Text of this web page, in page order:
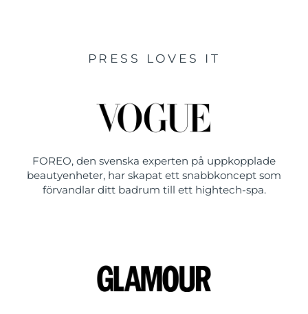
PRESS LOVES IT
FOREO, den svenska experten på uppkopplade
beautyenheter, har skapat ett snabbkoncept som
förvandlar ditt badrum till ett hightech-spa.